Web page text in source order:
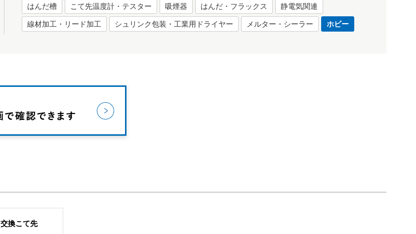
はんだ槽 こて先温度計・テスター 吸煙器 はんだ・フラックス 静電気関連
線材加工・リード加工 シュリンク包装・工業用ドライヤー メルター・シーラー ホビー
交換こて先